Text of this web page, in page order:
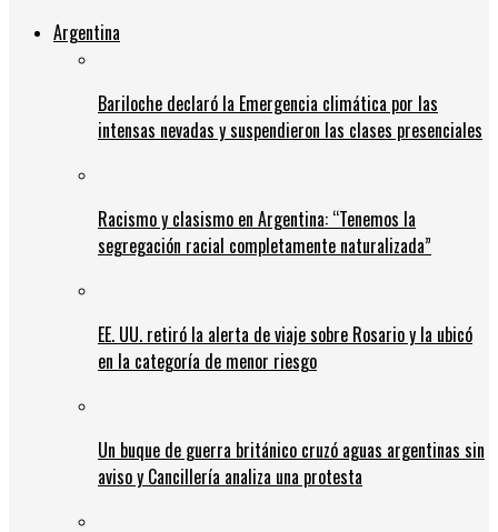
Argentina
Bariloche declaró la Emergencia climática por las
intensas nevadas y suspendieron las clases presenciales
Racismo y clasismo en Argentina: “Tenemos la
segregación racial completamente naturalizada”
EE. UU. retiró la alerta de viaje sobre Rosario y la ubicó
en la categoría de menor riesgo
Un buque de guerra británico cruzó aguas argentinas sin
aviso y Cancillería analiza una protesta